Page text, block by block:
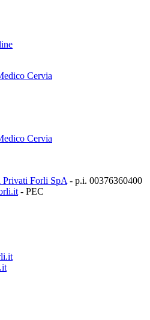
Cervia
Cervia
Privati Forli SpA - p.i. 00376360400
- PEC